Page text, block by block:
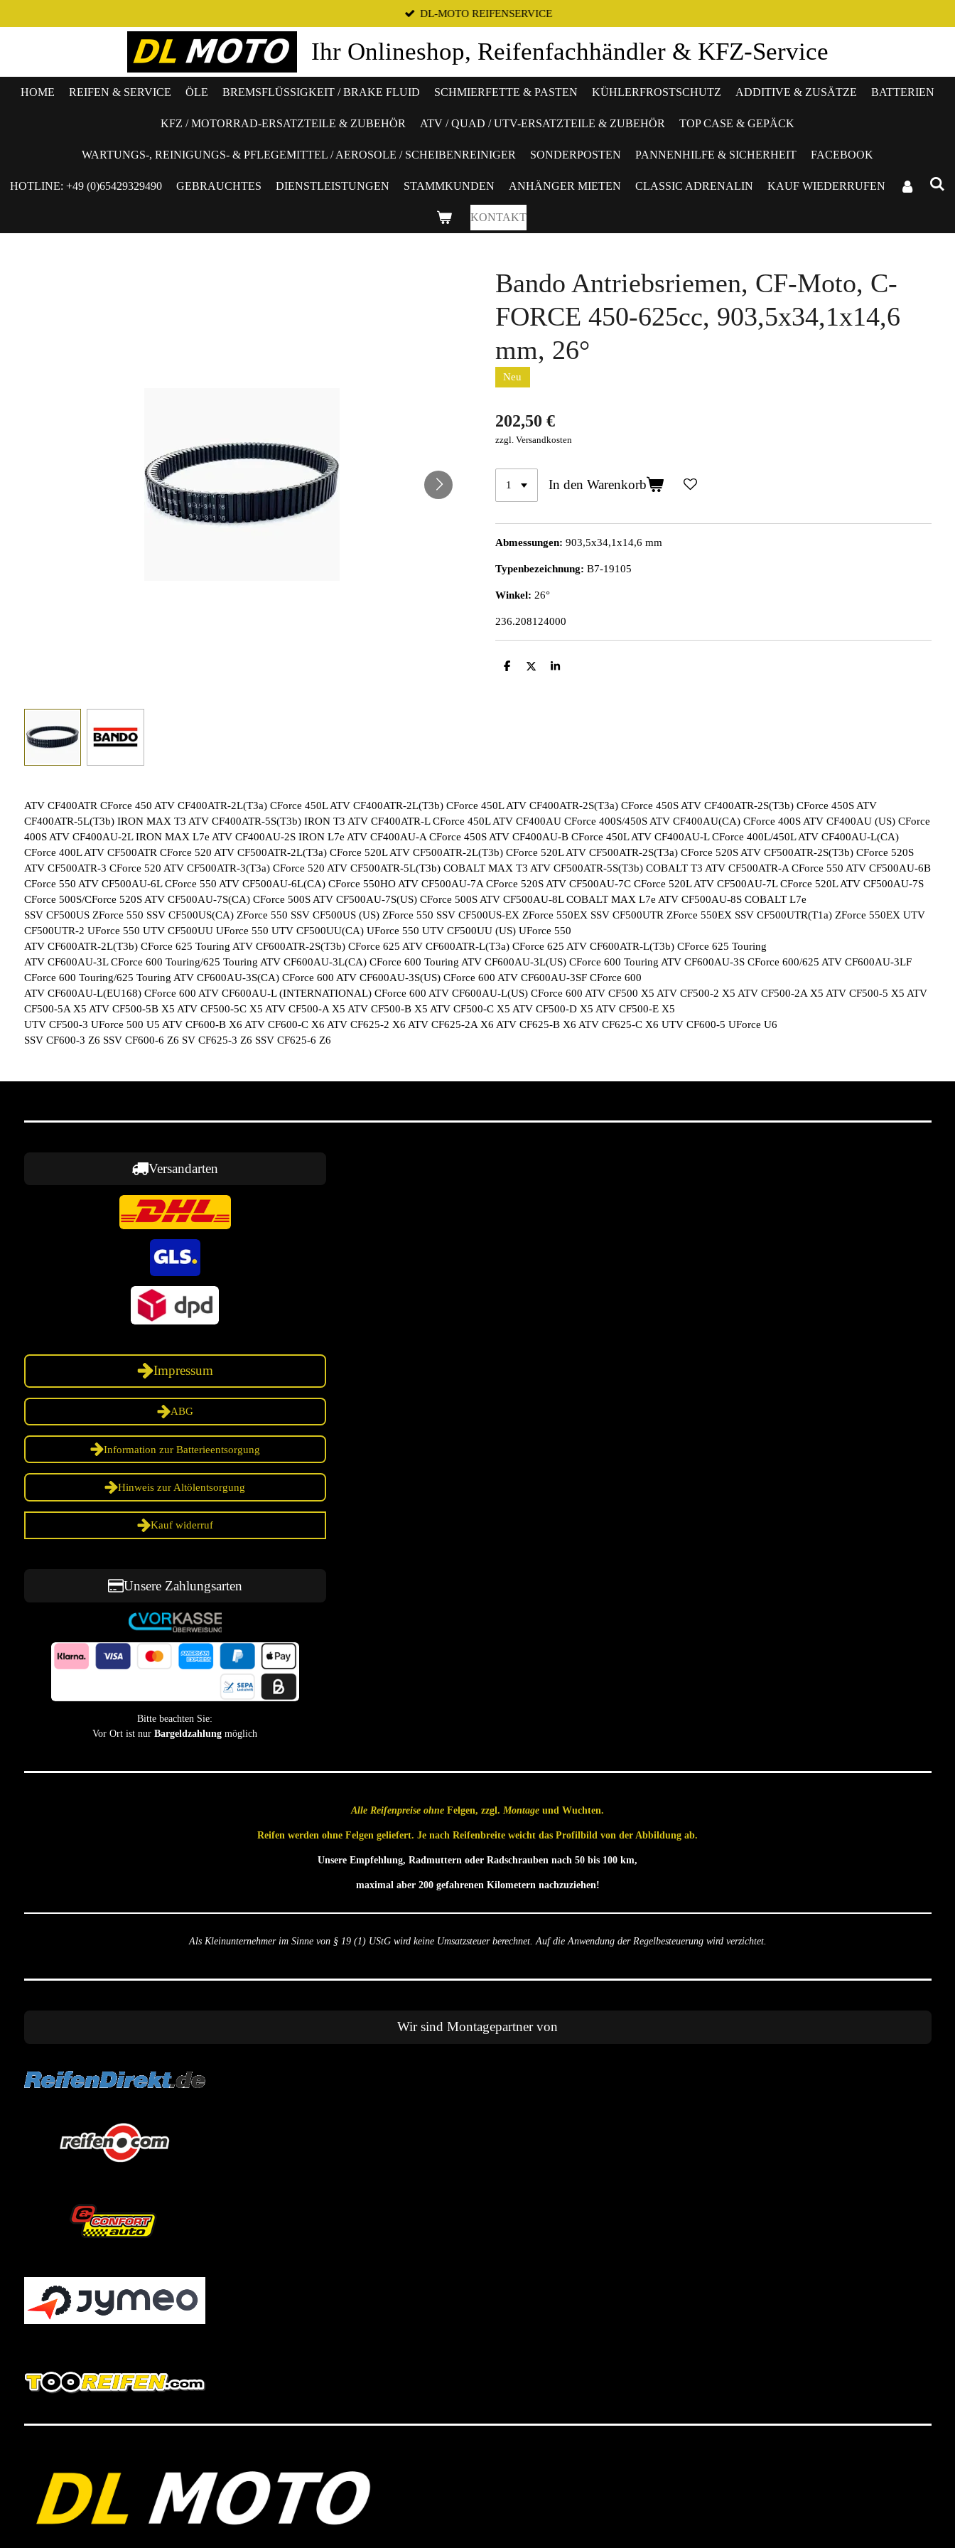
Hauptinhalt
DL-MOTO REIFENSERVICE
Ihr Onlineshop, Reifenfachhändler & KFZ-Service
HOME REIFEN & SERVICE ÖLE BREMSFLÜSSIGKEIT / BRAKE FLUID SCHMIERFETTE & PASTEN KÜHLERFROSTSCHUTZ ADDITIVE & ZUSÄTZE BATTERIEN
KFZ / MOTORRAD-ERSATZTEILE & ZUBEHÖR ATV / QUAD / UTV-ERSATZTEILE & ZUBEHÖR TOP CASE & GEPÄCK
WARTUNGS-, REINIGUNGS- & PFLEGEMITTEL / AEROSOLE / SCHEIBENREINIGER SONDERPOSTEN PANNENHILFE & SICHERHEIT FACEBOOK
HOTLINE: +49 (0)65429329490 GEBRAUCHTES DIENSTLEISTUNGEN STAMMKUNDEN ANHÄNGER MIETEN CLASSIC ADRENALIN KAUF WIEDERRUFEN
KONTAKT
Bando Antriebsriemen, CF-Moto, C-
FORCE 450-625cc, 903,5x34,1x14,6
mm, 26°
Neu
202,50 €
zzgl. Versandkosten
In den Warenkorb
Abmessungen: 903,5x34,1x14,6 mm
Typenbezeichnung: B7-19105
Winkel: 26°
236.208124000
T
T
T
ATV CF400ATR CForce 450 ATV CF400ATR-2L(T3a) CForce 450L ATV CF400ATR-2L(T3b) CForce 450L ATV CF400ATR-2S(T3a) CForce 450S ATV CF400ATR-2S(T3b) CForce 450S ATV
CF400ATR-5L(T3b) IRON MAX T3 ATV CF400ATR-5S(T3b) IRON T3 ATV CF400ATR-L CForce 450L ATV CF400AU CForce 400S/450S ATV CF400AU(CA) CForce 400S ATV CF400AU (US) CForce
400S ATV CF400AU-2L IRON MAX L7e ATV CF400AU-2S IRON L7e ATV CF400AU-A CForce 450S ATV CF400AU-B CForce 450L ATV CF400AU-L CForce 400L/450L ATV CF400AU-L(CA)
CForce 400L ATV CF500ATR CForce 520 ATV CF500ATR-2L(T3a) CForce 520L ATV CF500ATR-2L(T3b) CForce 520L ATV CF500ATR-2S(T3a) CForce 520S ATV CF500ATR-2S(T3b) CForce 520S
ATV CF500ATR-3 CForce 520 ATV CF500ATR-3(T3a) CForce 520 ATV CF500ATR-5L(T3b) COBALT MAX T3 ATV CF500ATR-5S(T3b) COBALT T3 ATV CF500ATR-A CForce 550 ATV CF500AU-6B
CForce 550 ATV CF500AU-6L CForce 550 ATV CF500AU-6L(CA) CForce 550HO ATV CF500AU-7A CForce 520S ATV CF500AU-7C CForce 520L ATV CF500AU-7L CForce 520L ATV CF500AU-7S
CForce 500S/CForce 520S ATV CF500AU-7S(CA) CForce 500S ATV CF500AU-7S(US) CForce 500S ATV CF500AU-8L COBALT MAX L7e ATV CF500AU-8S COBALT L7e
SSV CF500US ZForce 550 SSV CF500US(CA) ZForce 550 SSV CF500US (US) ZForce 550 SSV CF500US-EX ZForce 550EX SSV CF500UTR ZForce 550EX SSV CF500UTR(T1a) ZForce 550EX UTV
CF500UTR-2 UForce 550 UTV CF500UU UForce 550 UTV CF500UU(CA) UForce 550 UTV CF500UU (US) UForce 550
ATV CF600ATR-2L(T3b) CForce 625 Touring ATV CF600ATR-2S(T3b) CForce 625 ATV CF600ATR-L(T3a) CForce 625 ATV CF600ATR-L(T3b) CForce 625 Touring
ATV CF600AU-3L CForce 600 Touring/625 Touring ATV CF600AU-3L(CA) CForce 600 Touring ATV CF600AU-3L(US) CForce 600 Touring ATV CF600AU-3S CForce 600/625 ATV CF600AU-3LF
CForce 600 Touring/625 Touring ATV CF600AU-3S(CA) CForce 600 ATV CF600AU-3S(US) CForce 600 ATV CF600AU-3SF CForce 600
ATV CF600AU-L(EU168) CForce 600 ATV CF600AU-L (INTERNATIONAL) CForce 600 ATV CF600AU-L(US) CForce 600 ATV CF500 X5 ATV CF500-2 X5 ATV CF500-2A X5 ATV CF500-5 X5 ATV
CF500-5A X5 ATV CF500-5B X5 ATV CF500-5C X5 ATV CF500-A X5 ATV CF500-B X5 ATV CF500-C X5 ATV CF500-D X5 ATV CF500-E X5
UTV CF500-3 UForce 500 U5 ATV CF600-B X6 ATV CF600-C X6 ATV CF625-2 X6 ATV CF625-2A X6 ATV CF625-B X6 ATV CF625-C X6 UTV CF600-5 UForce U6
SSV CF600-3 Z6 SSV CF600-6 Z6 SV CF625-3 Z6 SSV CF625-6 Z6
Versandarten
Impressum
ABG
Information zur Batterieentsorgung
Hinweis zur Altölentsorgung
Kauf widerruf
Unsere Zahlungsarten
Bitte beachten Sie:
Vor Ort ist nurBargeldzahlung möglich
Alle Reifenpreise ohne Felgen, zzgl. Montage und Wuchten.
Reifen werden ohne Felgen geliefert. Je nach Reifenbreite weicht das Profilbild von der Abbildung ab.
Unsere Empfehlung, Radmuttern oder Radschrauben nach 50 bis 100 km,
maximal aber 200 gefahrenen Kilometern nachzuziehen!
Als Kleinunternehmer im Sinne von § 19 (1) UStG wird keine Umsatzsteuer berechnet. Auf die Anwendung der Regelbesteuerung wird verzichtet.
Wir sind Montagepartner von